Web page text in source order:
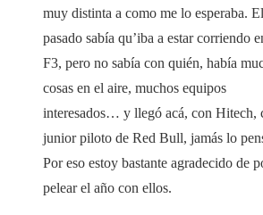
muy distinta a como me lo esperaba.
pasado sabía qu’iba a estar corriendo
F3, pero no sabía con quién, había
cosas en el aire, muchos equipos
interesados… y llegó acá, con Hitech,
junior piloto de Red Bull, jamás lo
Por eso estoy bastante agradecido de
pelear el año con ellos.